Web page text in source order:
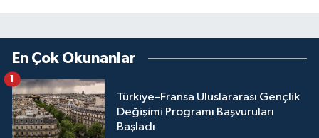
En Çok Okunanlar
Türkiye–Fransa Uluslararası Gençlik
Değişimi Programı Başvuruları
Başladı
1